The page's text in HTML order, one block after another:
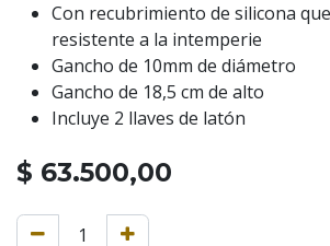
Con recubrimiento de silicona
resistente a la intemperie
Gancho de 10mm de diámetro
Gancho de 18,5 cm de alto
Incluye 2 llaves de latón
$ 63.500,00